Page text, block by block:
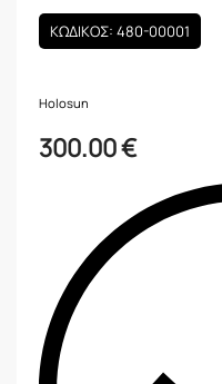
ΚΩΔΙΚΟΣ: 480-00001
Holosun
300.00€